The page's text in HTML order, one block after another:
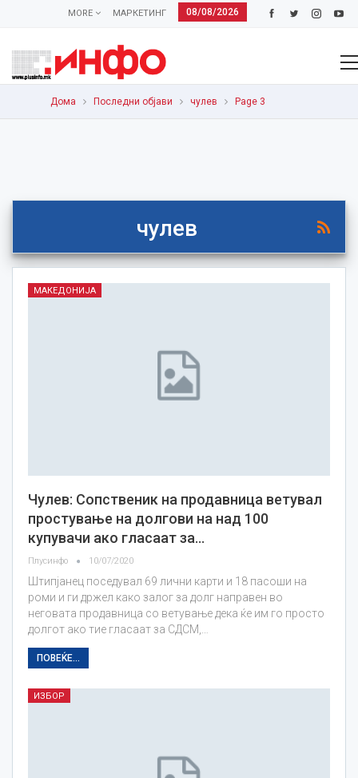
08/08/2026
МАРКЕТИНГ
MORE
Дома Последни објави чулев Page 3
чулев
МАКЕДОНИЈА
Чулев: Сопственик на продавница ветувал
простување на долгови на над 100
купувачи ако гласаат за…
Плусинфо 10/07/2020
Штипјанец поседувал 69 лични карти и 18 пасоши на
роми и ги држел како залог за долг направен во
неговата продавница со ветување дека ќе им го просто
долгот ако тие гласаат за СДСМ,…
ПОВЕЌЕ...
ИЗБОР